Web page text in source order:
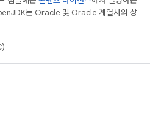
는 Oracle 및 Oracle 계열사의 상